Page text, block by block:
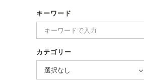
キーワード
カテゴリー